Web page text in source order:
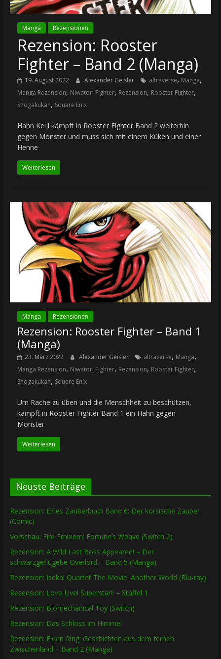
Manga Rezensionen
Rezension: Rooster
Fighter – Band 2 (Manga)
19. August 2022 Alexander Geisler altraverse, Manga,
Manga Rezension, Niwatori Fighter, Rezension, Rooster Fighter,
Shogakukan, Square Enix
Hahn Keiji kämpft in Rooster Fighter Band 2 weiterhin
gegen Monster und muss sich mit einem Küken und einer
Henne
Weiterlesen
Manga Rezensionen
Rezension: Rooster Fighter – Band 1
(Manga)
23. März 2022 Alexander Geisler altraverse, Manga,
Manga Rezension, Niwatori Fighter, Rezension, Rooster Fighter,
Shogakukan, Square Enix
Um Rache zu üben und die Menschheit zu beschützen,
kämpft in Rooster Fighter Band 1 ein Hahn gegen
Monster.
Weiterlesen
Neuste Beiträge
Rezension: Elfies Zauberbuch Band 6: Der korsische Zauber
(Comic)
Vorschau: Fire Emblem: Fortune’s Weave (Switch 2)
Rezension: A Wild Last Boss Appeared! – Der
schwarzgeflügelte Overlord – Band 5 (Manga)
Rezension: Isekai Quartet The Movie: Another World (Blu-ray)
Rezension: Love Live! Superstar!! – Staffel 1
Rezension: Biomechanical Toy (Switch)
Rezension: Das Schloss im Himmel
Rezension: Elden Ring: Geschichten aus dem fernen
Zwischenland – Band 2 (Manga)